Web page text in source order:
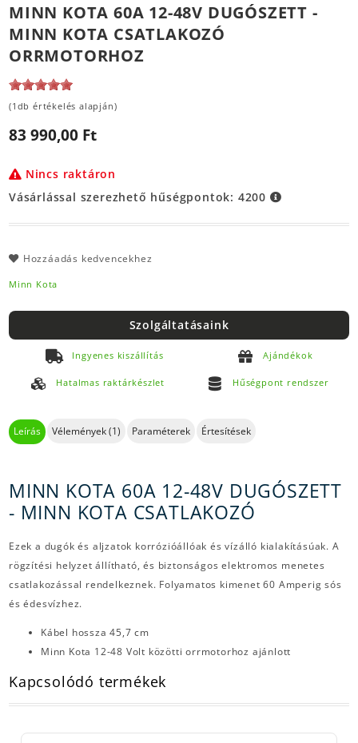
MINN KOTA 60A 12-48V DUGÓSZETT -
MINN KOTA CSATLAKOZÓ
ORRMOTORHOZ
(1db értékelés alapján)
83 990,00 Ft
Nincs raktáron
Vásárlással szerezhető hűségpontok: 4200
Hozzáadás kedvencekhez
Minn Kota
Szolgáltatásaink
Ingyenes kiszállítás Ajándékok
Hatalmas raktárkészlet Hűségpont rendszer
Leírás Vélemények (1) Paraméterek Értesítések
MINN KOTA 60A 12-48V DUGÓSZETT
- MINN KOTA CSATLAKOZÓ
Ezek a dugók és aljzatok korrózióállóak és vízálló kialakításúak. A
rögzítési helyzet állítható, és biztonságos elektromos menetes
csatlakozással rendelkeznek. Folyamatos kimenet 60 Amperig sós
és édesvízhez.
Kábel hossza 45,7 cm
Minn Kota 12-48 Volt közötti orrmotorhoz ajánlott
Kapcsolódó termékek